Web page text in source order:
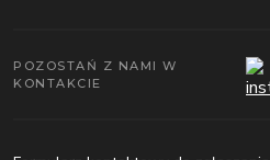
POZOSTAŃ Z NAMI W
KONTAKCIE